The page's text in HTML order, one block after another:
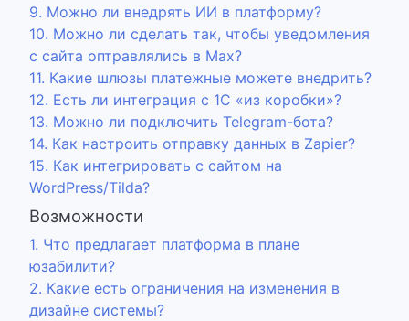
9. Можно ли внедрять ИИ в платформу?
10. Можно ли сделать так, чтобы уведомления
с сайта оптравлялись в Max?
11. Какие шлюзы платежные можете внедрить?
12. Есть ли интеграция с 1С «из коробки»?
13. Можно ли подключить Telegram-бота?
14. Как настроить отправку данных в Zapier?
15. Как интегрировать с сайтом на
WordPress/Tilda?
Возможности
1. Что предлагает платформа в плане
юзабилити?
2. Какие есть ограничения на изменения в
дизайне системы?